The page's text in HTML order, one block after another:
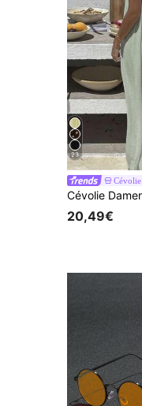
23
Cévolie
20,49€